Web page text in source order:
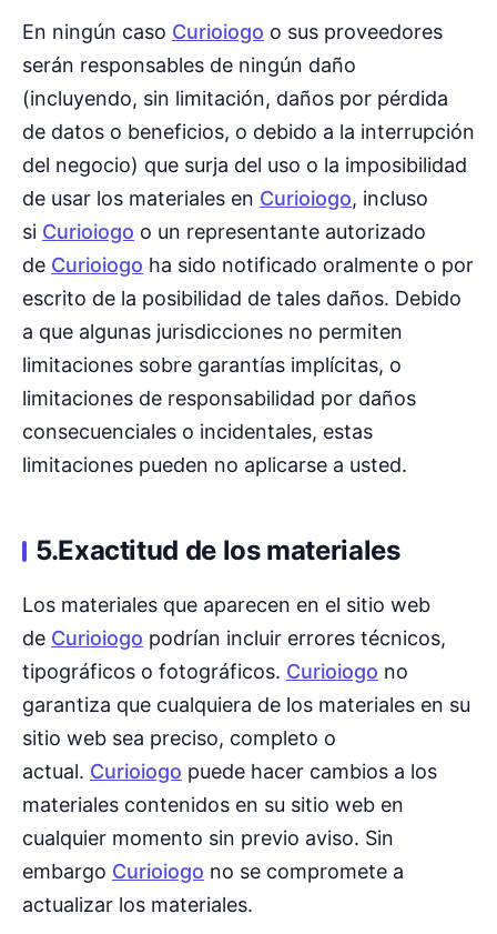
En ningún caso Curioiogo o sus proveedores
serán responsables de ningún daño
(incluyendo, sin limitación, daños por pérdida
de datos o beneficios, o debido a la interrupción
del negocio) que surja del uso o la imposibilidad
de usar los materiales en Curioiogo, incluso
si Curioiogo o un representante autorizado
de Curioiogo ha sido notificado oralmente o por
escrito de la posibilidad de tales daños. Debido
a que algunas jurisdicciones no permiten
limitaciones sobre garantías implícitas, o
limitaciones de responsabilidad por daños
consecuenciales o incidentales, estas
limitaciones pueden no aplicarse a usted.
5.Exactitud de los materiales
Los materiales que aparecen en el sitio web
de Curioiogo podrían incluir errores técnicos,
tipográficos o fotográficos. Curioiogo no
garantiza que cualquiera de los materiales en su
sitio web sea preciso, completo o
actual. Curioiogo puede hacer cambios a los
materiales contenidos en su sitio web en
cualquier momento sin previo aviso. Sin
embargo Curioiogo no se compromete a
actualizar los materiales.